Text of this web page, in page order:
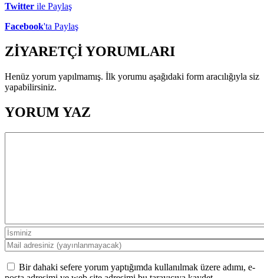
Twitter ile Paylaş
Facebook'ta Paylaş
ZİYARETÇİ YORUMLARI
Henüz yorum yapılmamış. İlk yorumu aşağıdaki form aracılığıyla siz
yapabilirsiniz.
YORUM YAZ
Bir dahaki sefere yorum yaptığımda kullanılmak üzere adımı, e-